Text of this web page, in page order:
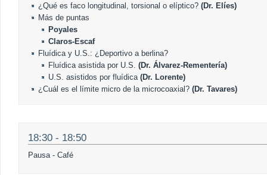
¿Qué es faco longitudinal, torsional o elíptico? (Dr. Elíes)
Más de puntas
Poyales
Claros-Escaf
Fluídica y U.S.: ¿Deportivo a berlina?
Fluídica asistida por U.S. (Dr. Álvarez-Rementería)
U.S. asistidos por fluídica (Dr. Lorente)
¿Cuál es el límite micro de la microcoaxial? (Dr. Tavares)
18:30 - 18:50
Pausa - Café